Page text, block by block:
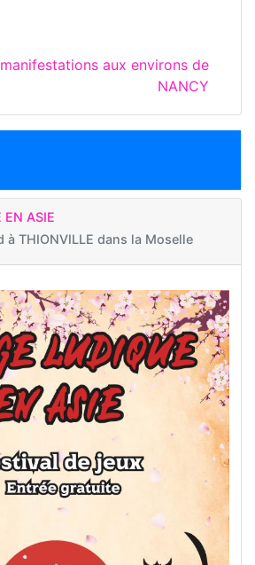
aux environs de
NANCY
EN ASIE
à THIONVILLE dans la Moselle